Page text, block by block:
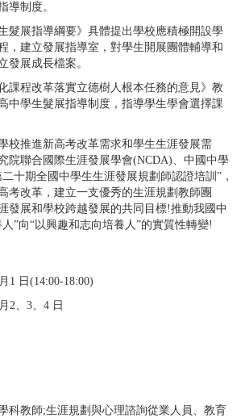
導制度。
髮展指導綱要》具體提出學校應積極開設學
，建立發展指導室，對學生開展團體輔導和
發展成長檔案。
課程改革落實立德樹人根本任務的意見》教
中學生髮展指導制度，指導學生學會選擇課
校推進新高考改革需求和學生生涯發展需
院聯合國際生涯發展學會(NCDA)、中國中學
十期全國中學生生涯發展規劃師認證培訓”，
考改革，建立一支優秀的生涯規劃教師團
發展和學校跨越發展的共同目標!推動我國中
”向“以興趣和志向培養人”的實質性轉變!
1 日(14:00-18:00)
2、3、4 日
科教師;生涯規劃與心理諮詢從業人員、教育